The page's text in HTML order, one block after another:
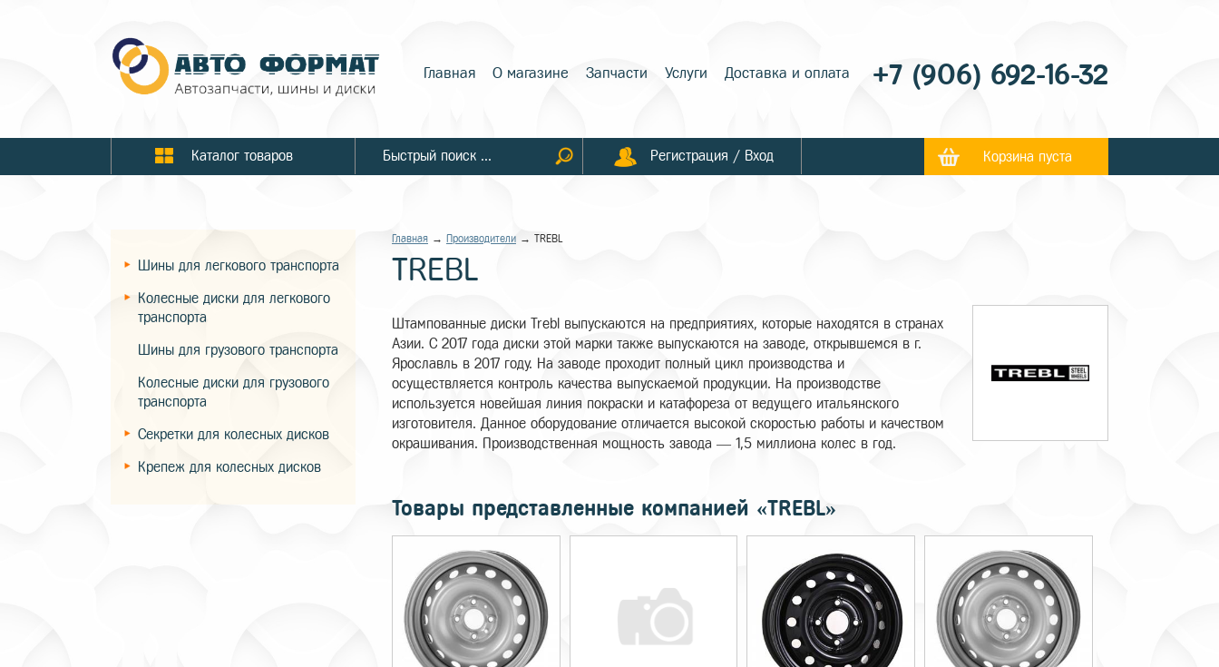
Главная О магазине Запчасти Услуги Доставка и оплата +7 (906) 692-16-32
Каталог товаров Регистрация / Вход Корзина пуста
Шины для легкового транспорта
Колесные диски для легкового
транспорта
Шины для грузового транспорта
Колесные диски для грузового
транспорта
Секретки для колесных дисков
Крепеж для колесных дисков
Главная → Производители → TREBL
TREBL
Штампованные диски Trebl выпускаются на предприятиях, которые находятся в странах
Азии. С 2017 года диски этой марки также выпускаются на заводе, открывшемся в г.
Ярославль в 2017 году. На заводе проходит полный цикл производства и
осуществляется контроль качества выпускаемой продукции. На производстве
используется новейшая линия покраски и катафореза от ведущего итальянского
изготовителя. Данное оборудование отличается высокой скоростью работы и качеством
окрашивания. Производственная мощность завода — 1,5 миллиона колес в год.
Товары представленные компанией «TREBL»